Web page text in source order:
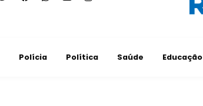
Polícia Política Saúde Educação